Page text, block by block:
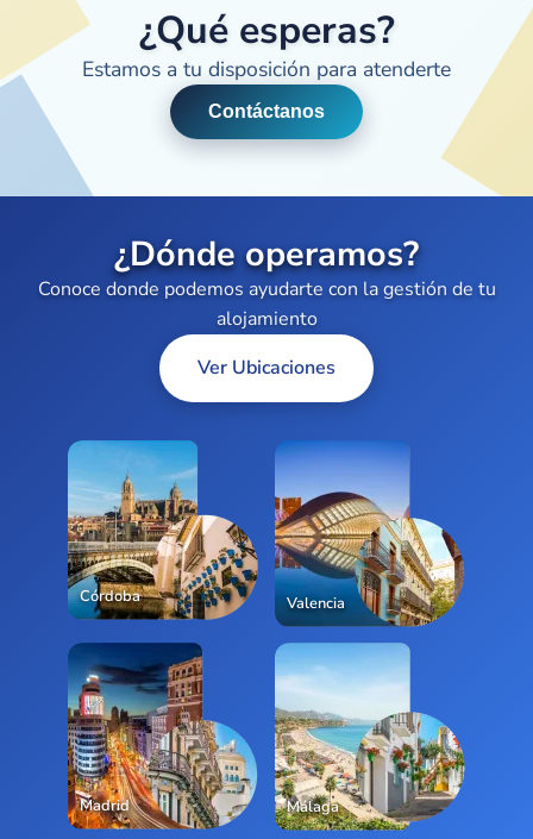
¿Qué esperas?
Estamos a tu disposición para atenderte
Contáctanos
¿Dónde operamos?
Conoce donde podemos ayudarte con la gestión de tu
alojamiento
Ver Ubicaciones
Córdoba Valencia
Madrid Málaga